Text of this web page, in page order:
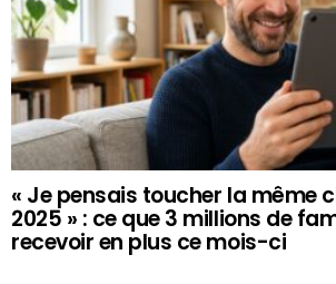
« Je pensais toucher la même
2025 » : ce que 3 millions de
recevoir en plus ce mois-ci